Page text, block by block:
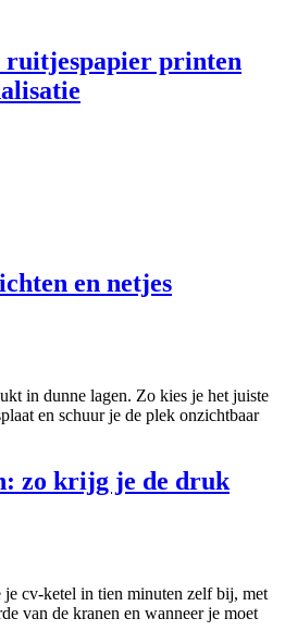
ruitjespapier printen
en netjes
in dunne lagen. Zo kies je het juiste
en schuur je de plek onzichtbaar
zo krijg je de druk
cv-ketel in tien minuten zelf bij, met
van de kranen en wanneer je moet